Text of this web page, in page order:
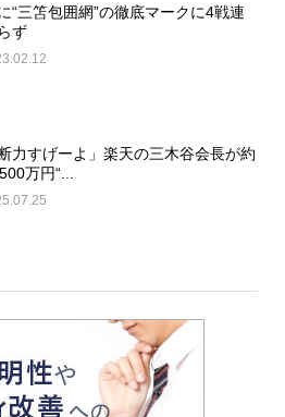
“三笘包囲網”の徹底マークに4戦連
ず
断力すげーよ」楽天の三木谷会長が約
万円“...